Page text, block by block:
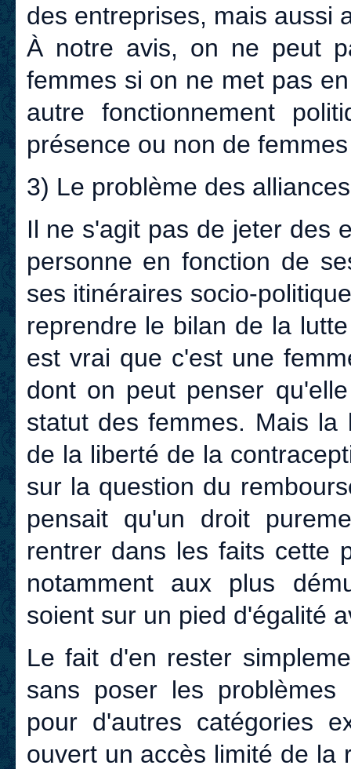
des entreprises, mais aussi
À notre avis, on ne peut
femmes si on ne met pas
autre fonctionnement
présence ou non de
3) Le problème des alliances
Il ne s'agit pas de jeter des
personne en fonction de
ses itinéraires socio-
reprendre le bilan de la
est vrai que c'est une
dont on peut penser
statut des femmes. Mais
de la liberté de la
sur la question du
pensait qu'un droit
rentrer dans les faits cette
notamment aux plus
soient sur un pied d'égalité
Le fait d'en rester
sans poser les problèmes
pour d'autres catégories
ouvert un accès limité de la